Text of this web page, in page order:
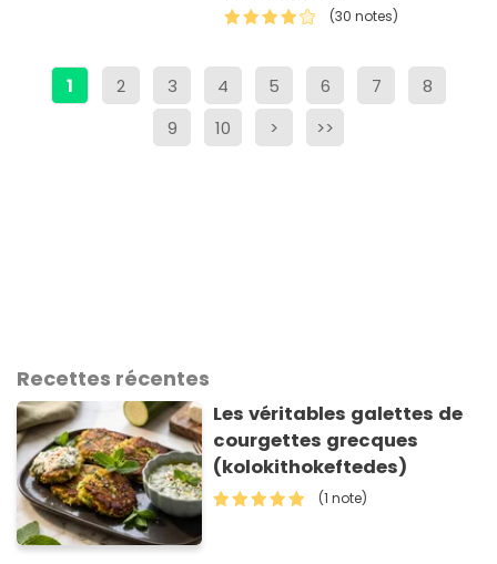
(30 notes)
1 2 3 4 5 6 7
8
9
10 > >>
Recettes récentes
Les véritables galettes de
courgettes grecques
(kolokithokeftedes)
(1 note)